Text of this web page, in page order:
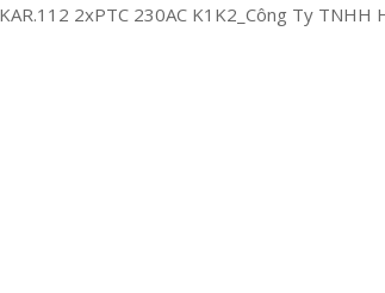
2xPTC 230AC K1K2_Công Ty TNHH